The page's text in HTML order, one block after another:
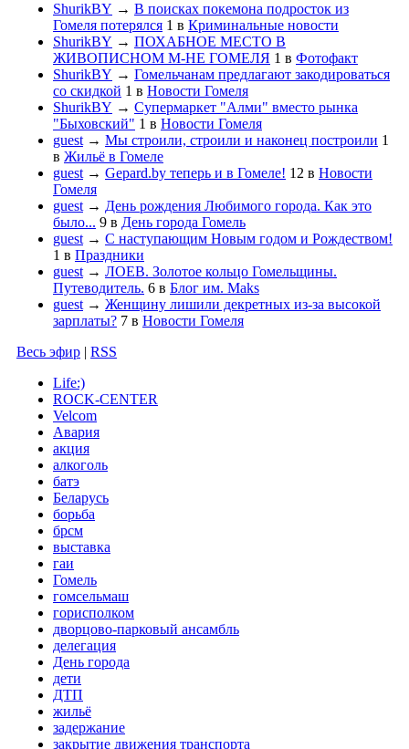
ShurikBY → В поисках покемона подросток из
Гомеля потерялся 1 в Криминальные новости
ShurikBY → ПОХАБНОЕ МЕСТО В
ЖИВОПИСНОМ М-НЕ ГОМЕЛЯ 1 в Фотофакт
ShurikBY → Гомельчанам предлагают закодироваться
со скидкой 1 в Новости Гомеля
ShurikBY → Супермаркет "Алми" вместо рынка
"Быховский" 1 в Новости Гомеля
guest → Мы строили, строили и наконец построили 1
в Жильё в Гомеле
guest → Gepard.by теперь и в Гомеле! 12 в Новости
Гомеля
guest → День рождения Любимого города. Как это
было... 9 в День города Гомель
guest → С наступающим Новым годом и Рождеством!
1 в Праздники
guest → ЛОЕВ. Золотое кольцо Гомельщины.
Путеводитель. 6 в Блог им. Maks
guest → Женщину лишили декретных из-за высокой
зарплаты? 7 в Новости Гомеля
Весь эфир | RSS
Life:)
ROCK-CENTER
Velcom
Авария
акция
алкоголь
батэ
Беларусь
борьба
брсм
выставка
гаи
Гомель
гомсельмаш
горисполком
дворцово-парковый ансамбль
делегация
День города
дети
ДТП
жильё
задержание
закрытие движения транспорта